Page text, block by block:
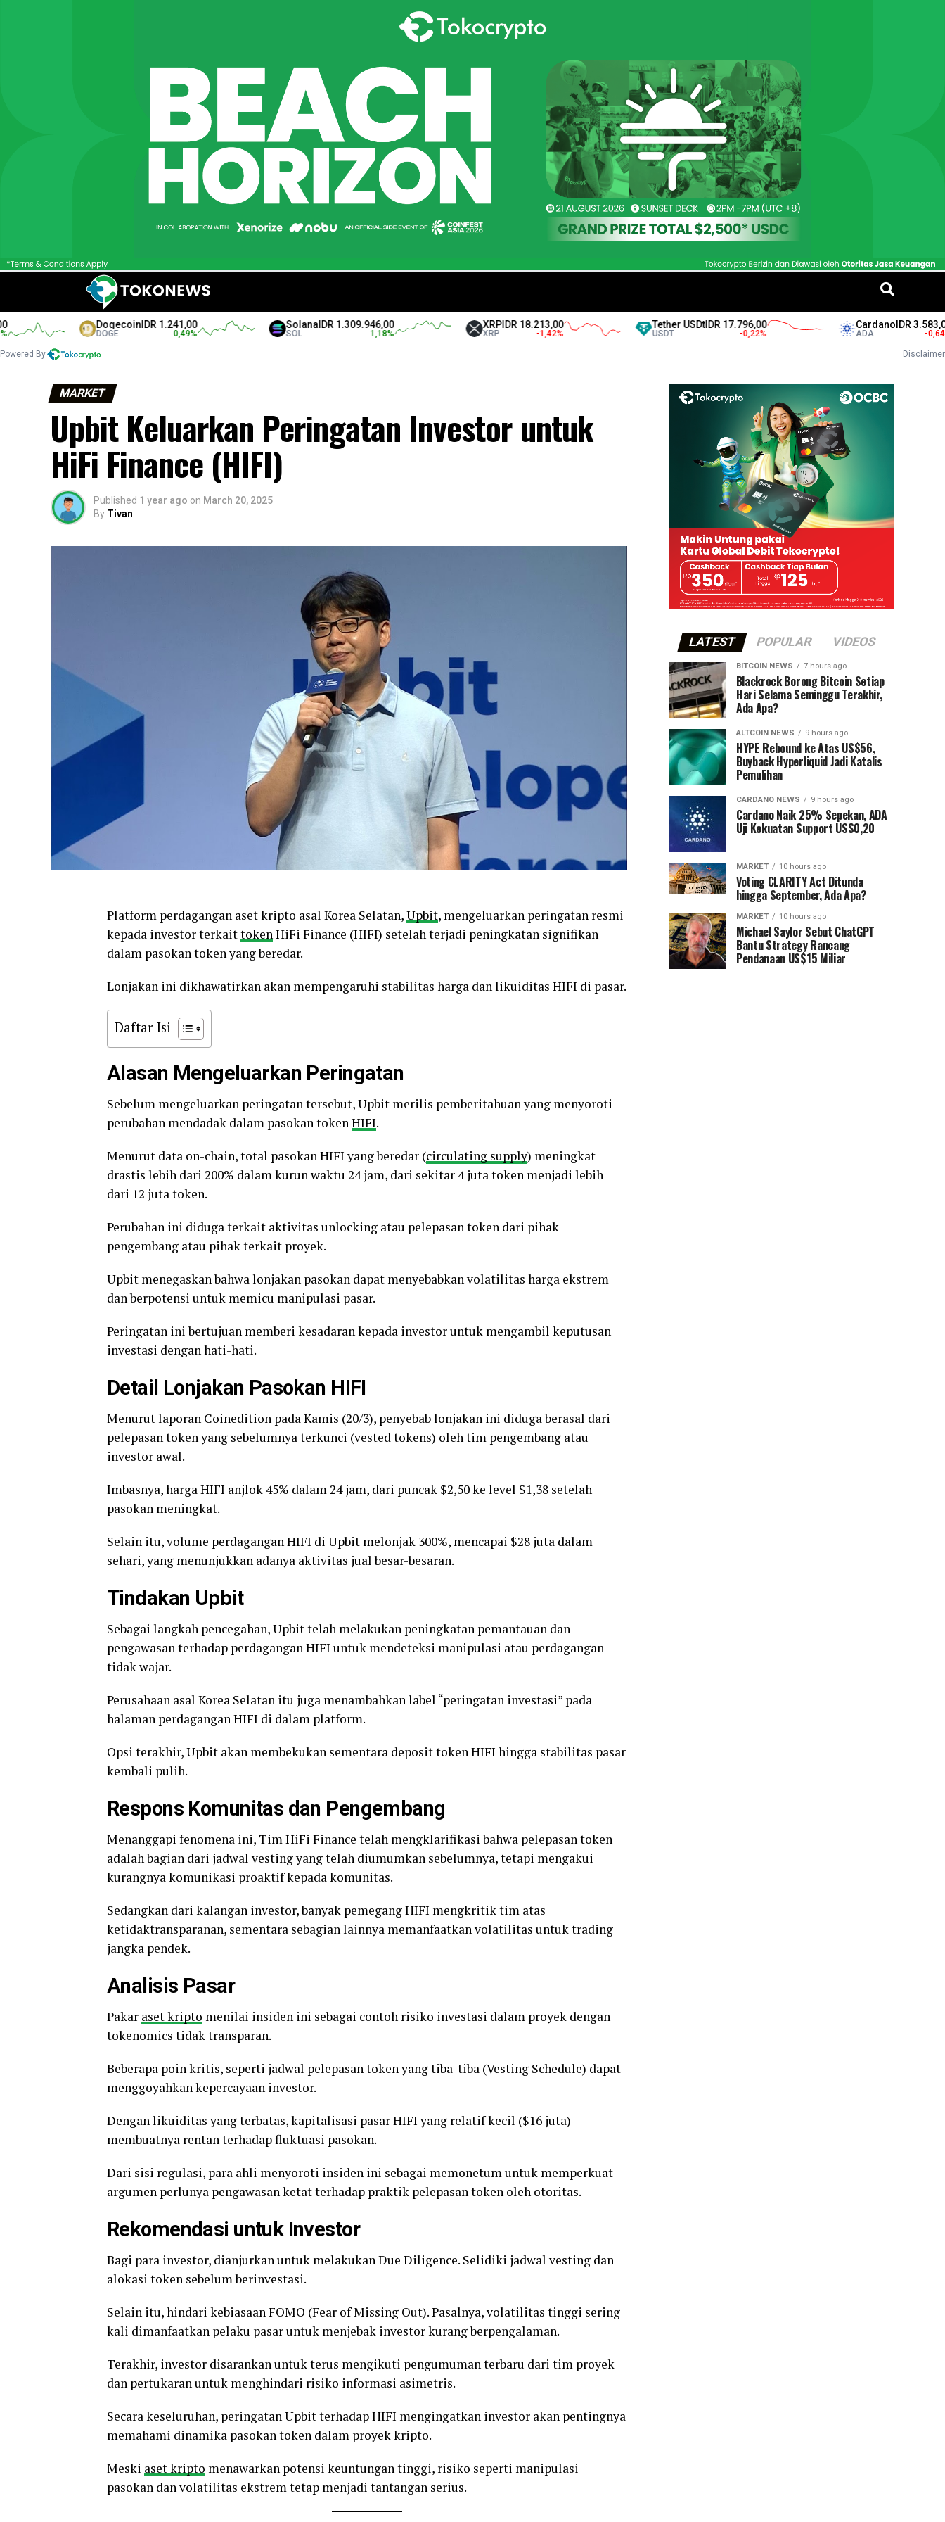
DogecoinIDR 1.241,00
DOGE
SolanaIDR 1.309.946,00
SOL
XRPIDR 18.213,00 Tether USDtIDR 17.796,00
USDT
CardanoIDR 3.583,00
Powered By Disclaimer
MARKET
Upbit Keluarkan Peringatan Investor untuk
HiFi Finance (HIFI)
Published 1 year ago on March 20, 2025
By Tivan
Platform perdagangan aset kripto asal Korea Selatan,Upbit, mengeluarkan peringatan resmi
kepada investor terkaittokenHiFi Finance (HIFI) setelah terjadi peningkatan signifikan
dalam pasokan token yang beredar.
Lonjakan ini dikhawatirkan akan mempengaruhi stabilitas harga dan likuiditas HIFI di pasar.
Daftar Isi
Alasan Mengeluarkan Peringatan
Sebelum mengeluarkan peringatan tersebut, Upbit merilis pemberitahuan yang menyoroti
perubahan mendadak dalam pasokan tokenHIFI.
Menurut data on-chain, total pasokan HIFI yang beredar (circulating supply) meningkat
drastis lebih dari 200% dalam kurun waktu 24 jam, dari sekitar 4 juta token menjadi lebih
dari 12 juta token.
Perubahan ini diduga terkait aktivitas unlocking atau pelepasan token dari pihak
pengembang atau pihak terkait proyek.
Upbit menegaskan bahwa lonjakan pasokan dapat menyebabkan volatilitas harga ekstrem
dan berpotensi untuk memicu manipulasi pasar.
Peringatan ini bertujuan memberi kesadaran kepada investor untuk mengambil keputusan
investasi dengan hati-hati.
Detail Lonjakan Pasokan HIFI
Menurut laporan Coinedition pada Kamis (20/3), penyebab lonjakan ini diduga berasal dari
pelepasan token yang sebelumnya terkunci (vested tokens) oleh tim pengembang atau
investor awal.
Imbasnya, harga HIFI anjlok 45% dalam 24 jam, dari puncak $2,50 ke level $1,38 setelah
pasokan meningkat.
Selain itu, volume perdagangan HIFI di Upbit melonjak 300%, mencapai $28 juta dalam
sehari, yang menunjukkan adanya aktivitas jual besar-besaran.
Tindakan Upbit
Sebagai langkah pencegahan, Upbit telah melakukan peningkatan pemantauan dan
pengawasan terhadap perdagangan HIFI untuk mendeteksi manipulasi atau perdagangan
tidak wajar.
Perusahaan asal Korea Selatan itu juga menambahkan label “peringatan investasi” pada
halaman perdagangan HIFI di dalam platform.
Opsi terakhir, Upbit akan membekukan sementara deposit token HIFI hingga stabilitas pasar
kembali pulih.
Respons Komunitas dan Pengembang
Menanggapi fenomena ini, Tim HiFi Finance telah mengklarifikasi bahwa pelepasan token
adalah bagian dari jadwal vesting yang telah diumumkan sebelumnya, tetapi mengakui
kurangnya komunikasi proaktif kepada komunitas.
Sedangkan dari kalangan investor, banyak pemegang HIFI mengkritik tim atas
ketidaktransparanan, sementara sebagian lainnya memanfaatkan volatilitas untuk trading
jangka pendek.
Analisis Pasar
Pakar aset kripto menilai insiden ini sebagai contoh risiko investasi dalam proyek dengan
tokenomics tidak transparan.
Beberapa poin kritis, seperti jadwal pelepasan token yang tiba-tiba (Vesting Schedule) dapat
menggoyahkan kepercayaan investor.
Dengan likuiditas yang terbatas, kapitalisasi pasar HIFI yang relatif kecil ($16 juta)
membuatnya rentan terhadap fluktuasi pasokan.
Dari sisi regulasi, para ahli menyoroti insiden ini sebagai memonetum untuk memperkuat
argumen perlunya pengawasan ketat terhadap praktik pelepasan token oleh otoritas.
Rekomendasi untuk Investor
Bagi para investor, dianjurkan untuk melakukan Due Diligence. Selidiki jadwal vesting dan
alokasi token sebelum berinvestasi.
Selain itu, hindari kebiasaan FOMO (Fear of Missing Out). Pasalnya, volatilitas tinggi sering
kali dimanfaatkan pelaku pasar untuk menjebak investor kurang berpengalaman.
Terakhir, investor disarankan untuk terus mengikuti pengumuman terbaru dari tim proyek
dan pertukaran untuk menghindari risiko informasi asimetris.
Secara keseluruhan, peringatan Upbit terhadap HIFI mengingatkan investor akan pentingnya
memahami dinamika pasokan token dalam proyek kripto.
Meski aset kripto menawarkan potensi keuntungan tinggi, risiko seperti manipulasi
pasokan dan volatilitas ekstrem tetap menjadi tantangan serius.
LATEST POPULAR VIDEOS
BITCOIN NEWS 7 hours ago
⁠Blackrock Borong Bitcoin Setiap
Hari Selama Seminggu Terakhir,
Ada Apa?
ALTCOIN NEWS 9 hours ago
HYPE Rebound ke Atas US$56,
Buyback Hyperliquid Jadi Katalis
Pemulihan
CARDANO NEWS 9 hours ago
Cardano Naik 25% Sepekan, ADA
Uji Kekuatan Support US$0,20
MARKET 10 hours ago
Voting CLARITY Act Ditunda
hingga September, Ada Apa?
MARKET 10 hours ago
Michael Saylor Sebut ChatGPT
Bantu Strategy Rancang
Pendanaan US$15 Miliar